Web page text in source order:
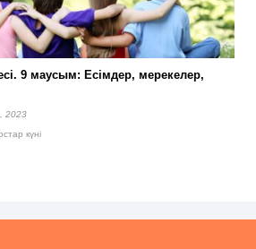
9 маусым: Есімдер, мерекелер,
2023
күні